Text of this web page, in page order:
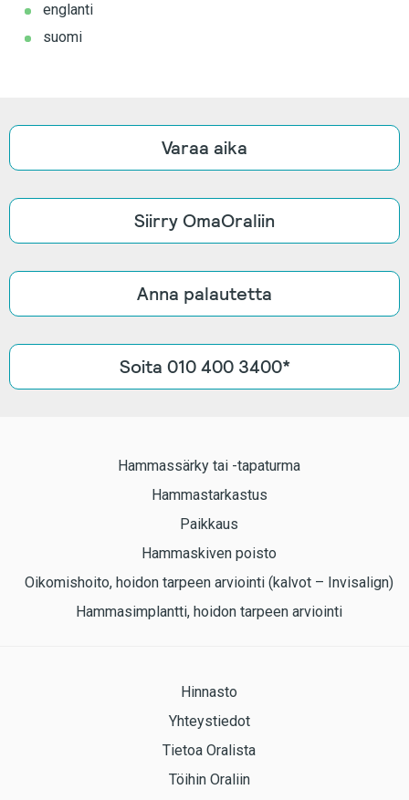
englanti
suomi
Varaa aika
Siirry OmaOraliin
Anna palautetta
Soita 010 400 3400*
Hammassärky tai -tapaturma
Hammastarkastus
Paikkaus
Hammaskiven poisto
Oikomishoito, hoidon tarpeen arviointi (kalvot – Invisalign)
Hammasimplantti, hoidon tarpeen arviointi
Hinnasto
Yhteystiedot
Tietoa Oralista
Töihin Oraliin